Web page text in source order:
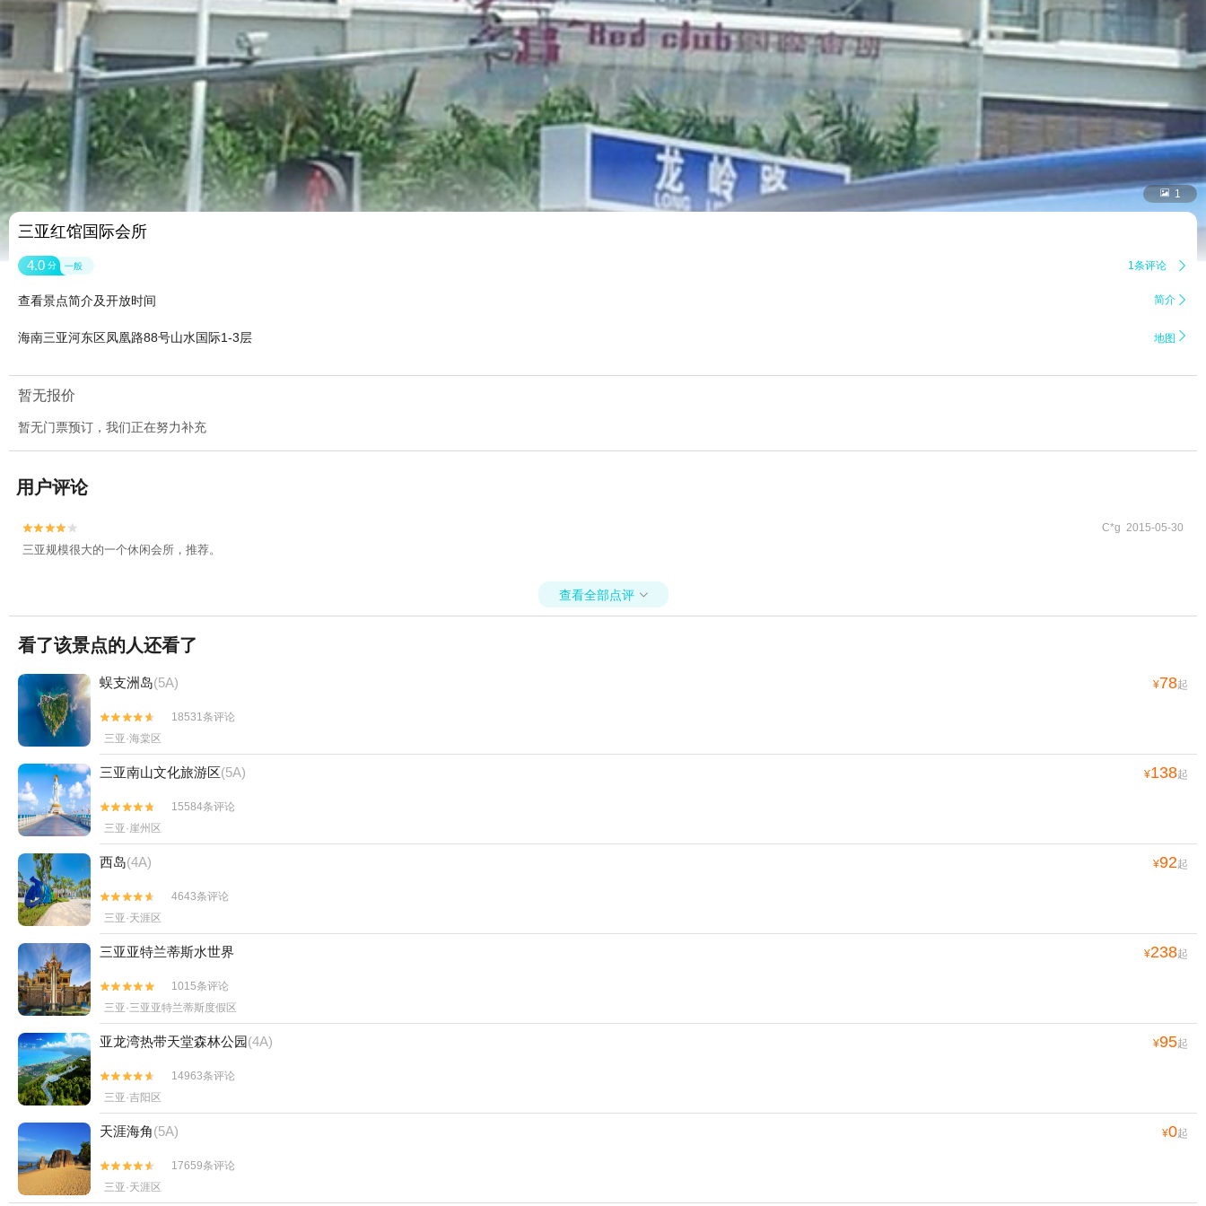
 1
三亚红馆国际会所
4.0 分 一般 1条评论 
查看景点简介及开放时间 简介 
海南三亚河东区凤凰路88号山水国际1-3层 地图 
暂无报价
暂无门票预订，我们正在努力补充
用户评论

 C*g 2015-05-30
三亚规模很大的一个休闲会所，推荐。
查看全部点评 
看了该景点的人还看了
蜈支洲岛(5A) ¥78起


18531条评论
三亚·海棠区
三亚南山文化旅游区(5A) ¥138起


15584条评论
三亚·崖州区
西岛(4A) ¥92起


4643条评论
三亚·天涯区
三亚亚特兰蒂斯水世界 ¥238起


1015条评论
三亚·三亚亚特兰蒂斯度假区
亚龙湾热带天堂森林公园(4A) ¥95起


14963条评论
三亚·吉阳区
天涯海角(5A) ¥0起


17659条评论
三亚·天涯区